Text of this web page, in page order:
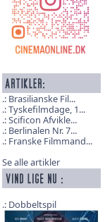
Brasilianske Fil...
Tyskefilmdage, 1...
Scificon Afvikle...
Berlinalen Nr. 7...
Franske Filmmand...
Se alle artikler
Dobbeltspil